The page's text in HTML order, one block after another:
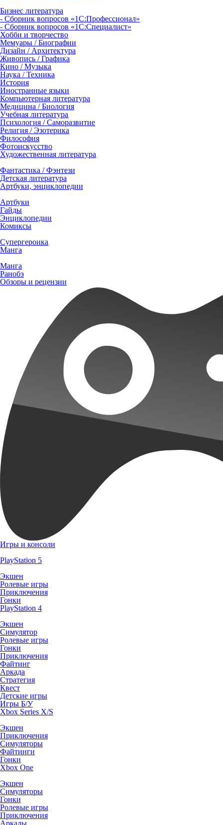
Бизнес литература
- Сборник вопросов «1С:Профессионал»
- Сборник вопросов «1С:Специалист»
Хобби и творчество
Мемуары / Биографии
Дизайн / Архитектура
Живопись / Графика
Кино / Музыка
Наука / Техника
История
Иностранные языки
Компьютерная литература
Медицина / Биология
Учебная литература
Психология / Саморазвитие
Религия / Эзотерика
Философия
Фотоискусство
Художественная литература
Фантастика / Фэнтези
Детская литература
Артбуки, энциклопедии
Артбуки
Гайды
Энциклопедии
Комиксы
Супергероика
Манга
Манга
Ранобэ
Обзоры и рецензии
Игры и консоли
PlayStation 5
Экшен
Ролевые игры
Приключения
Гонки
PlayStation 4
Экшен
Симулятор
Ролевые игры
Гонки
Приключения
Файтинг
Аркада
Стратегия
Квест
Детские игры
Игры Б/У
Xbox Series X/S
Экшен
Приключения
Симуляторы
Файтинги
Гонки
Xbox One
Экшен
Симуляторы
Гонки
Ролевые игры
Приключения
Аркады